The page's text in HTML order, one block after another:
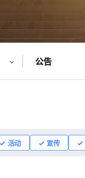
公告
活动 宣传